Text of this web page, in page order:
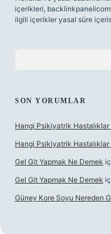
içerikleri,
ilgili içerikler yasal süre
SON YORUMLAR
Hangi Psikiyatrik
Hangi Psikiyatrik
Gel Git Yapmak Ne Demek
Gel Git Yapmak Ne Demek
Güney Kore Soyu Nereden